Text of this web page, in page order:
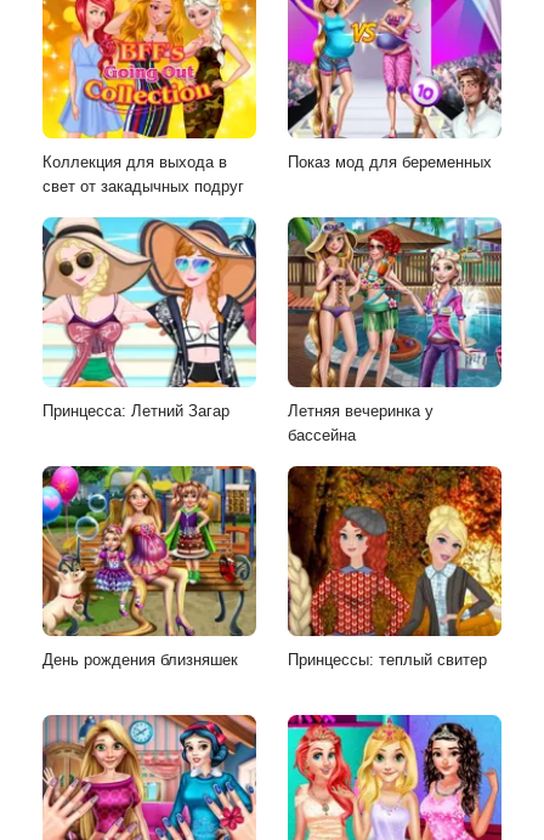
Коллекция для выхода в
свет от закадычных подруг
Показ мод для беременных
Принцесса: Летний Загар
Летняя вечеринка у
бассейна
День рождения близняшек Принцессы: теплый свитер